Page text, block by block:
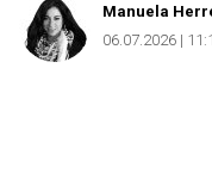
Manuela
06.07.2026 |